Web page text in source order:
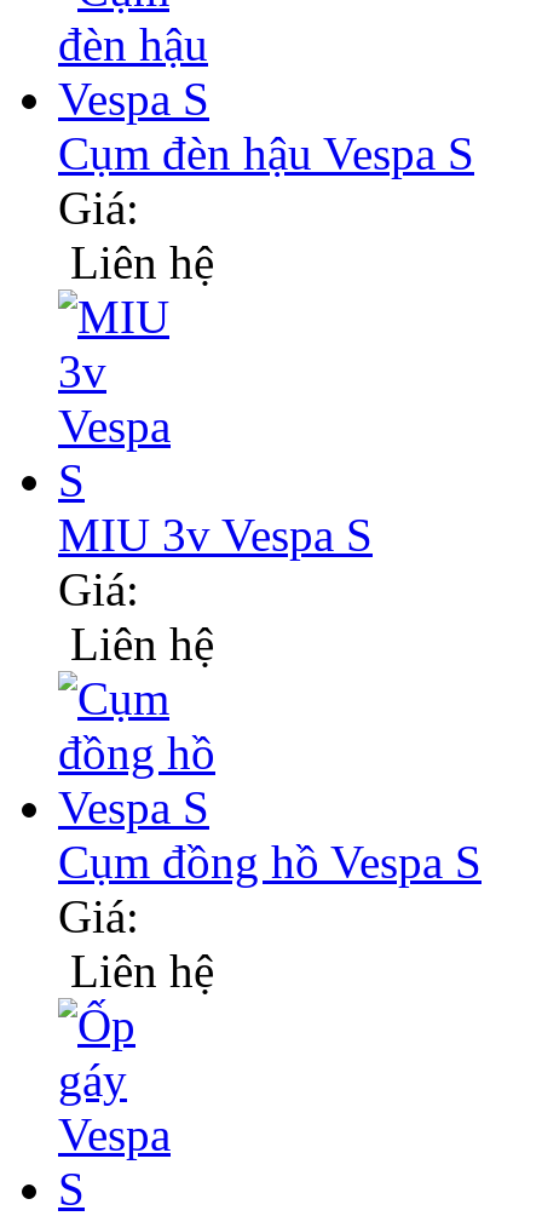
Cụm đèn hậu Vespa S
Giá:
Liên hệ
MIU 3v Vespa S
Giá:
Liên hệ
Cụm đồng hồ Vespa S
Giá:
Liên hệ